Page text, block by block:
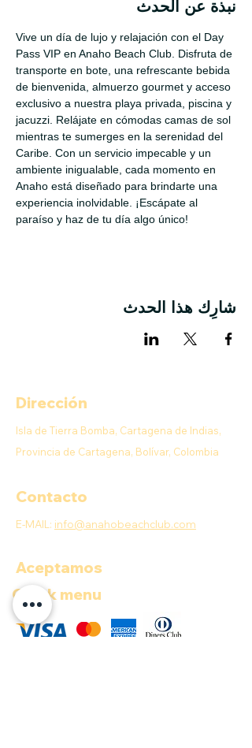
نبذة عن الحدث
Vive un día de lujo y relajación con el Day
Pass VIP en Anaho Beach Club. Disfruta de
transporte en bote, una refrescante bebida
de bienvenida, almuerzo gourmet y acceso
exclusivo a nuestra playa privada, piscina y
jacuzzi. Relájate en cómodas camas de sol
mientras te sumerges en la serenidad del
Caribe. Con un servicio impecable y un
ambiente inigualable, cada momento en
Anaho está diseñado para brindarte una
experiencia inolvidable. ¡Escápate al
paraíso y haz de tu día algo único!
شارِك هذا الحدث
Dirección
Isla de Tierra Bomba, Cartagena de Indias,
Provincia de Cartagena, Bolívar, Colombia
Contacto
E-MAIL: info@anahobeachclub.com
Aceptamos
Quick menu